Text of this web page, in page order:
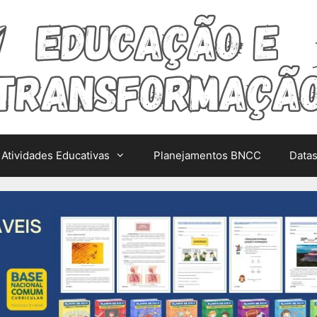
Atividades Educativas Planejamentos BNCC